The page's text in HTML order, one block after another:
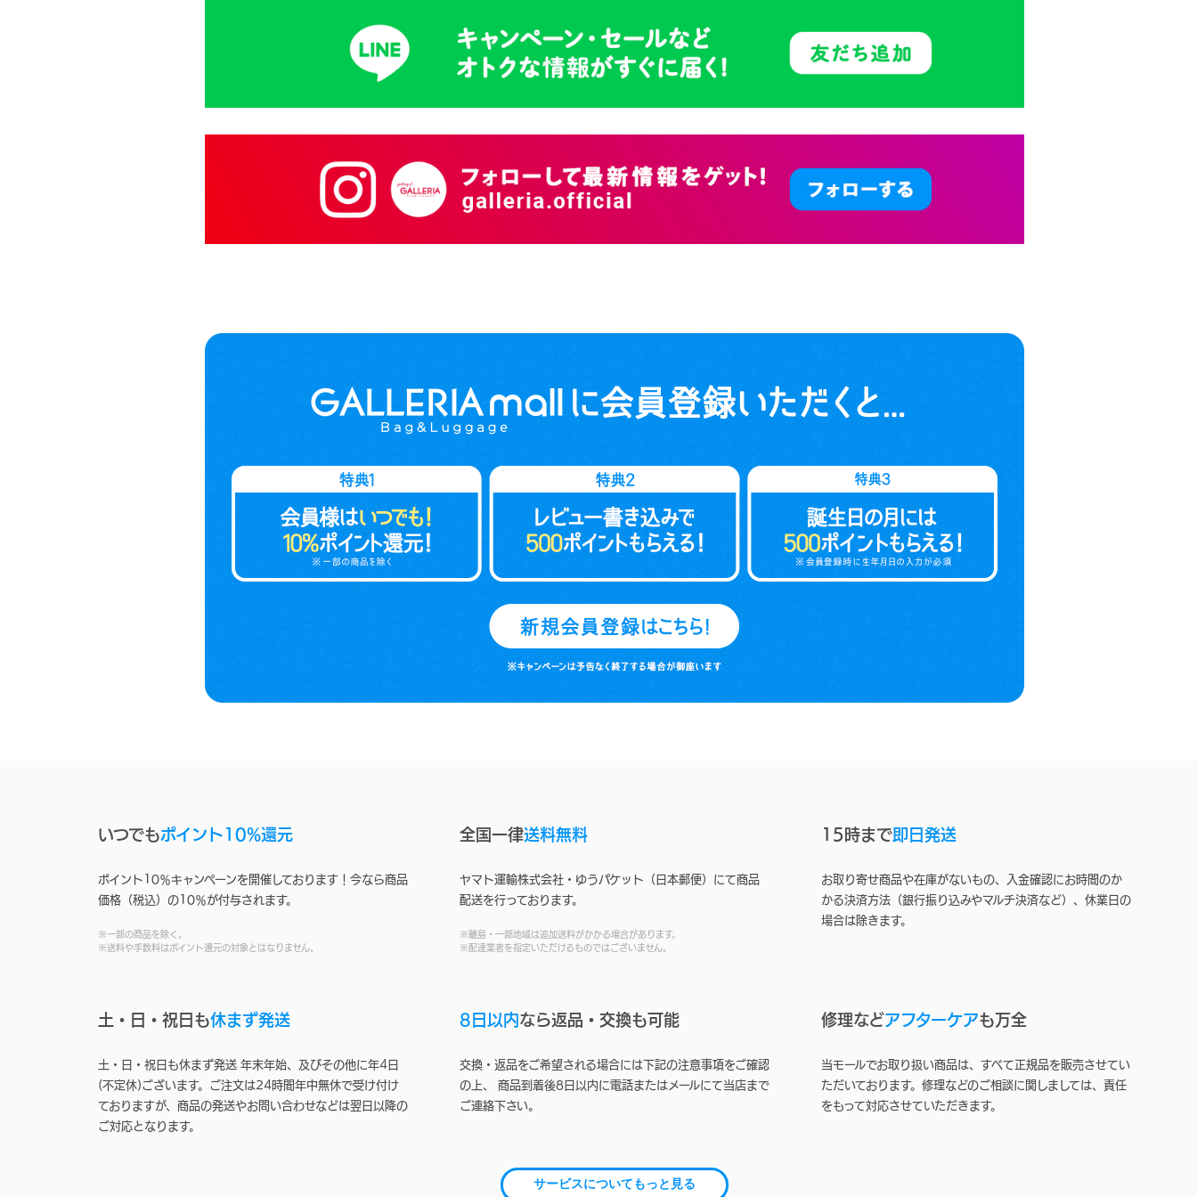
いつでもポイント10%還元
ポイント10％キャンペーンを開催しております！今なら商品
価格（税込）の10％が付与されます。
※一部の商品を除く。
※送料や手数料はポイント還元の対象とはなりません。
全国一律送料無料
ヤマト運輸株式会社・ゆうパケット（日本郵便）にて商品
配送を行っております。
※離島・一部地域は追加送料がかかる場合があります。
※配達業者を指定いただけるものではございません。
15時まで即日発送
お取り寄せ商品や在庫がないもの、入金確認にお時間のか
かる決済方法（銀行振り込みやマルチ決済など）、休業日の
場合は除きます。
土・日・祝日も休まず発送
土・日・祝日も休まず発送 年末年始、及びその他に年4日
(不定休)ございます。ご注文は24時間年中無休で受け付け
ておりますが、商品の発送やお問い合わせなどは翌日以降の
ご対応となります。
8日以内なら返品・交換も可能
交換・返品をご希望される場合には下記の注意事項をご確認
の上、 商品到着後8日以内に電話またはメールにて当店まで
ご連絡下さい。
修理などアフターケアも万全
当モールでお取り扱い商品は、すべて正規品を販売させてい
ただいております。修理などのご相談に関しましては、責任
をもって対応させていただきます。
サービスについてもっと見る